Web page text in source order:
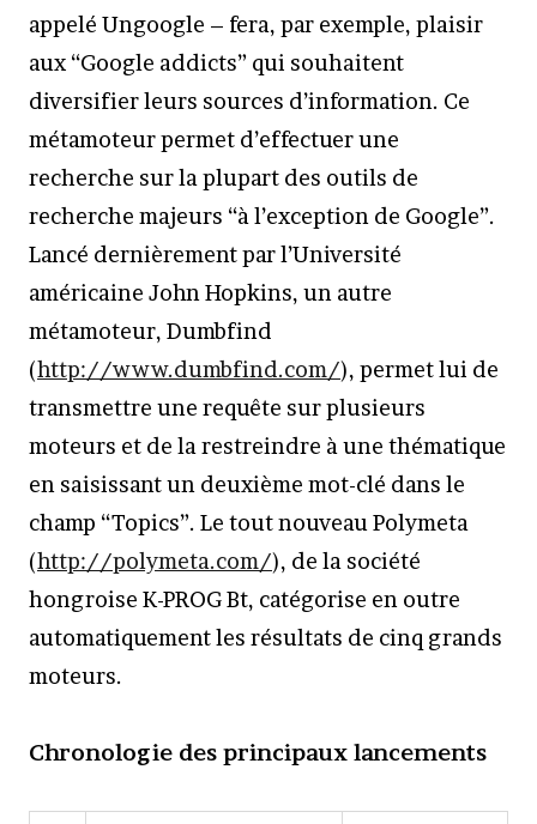
appelé Ungoogle – fera, par exemple, plaisir
aux “Google addicts” qui souhaitent
diversifier leurs sources d’information. Ce
métamoteur permet d’effectuer une
recherche sur la plupart des outils de
recherche majeurs “à l’exception de Google”.
Lancé dernièrement par l’Université
américaine John Hopkins, un autre
métamoteur, Dumbfind
(http://www.dumbfind.com/), permet lui de
transmettre une requête sur plusieurs
moteurs et de la restreindre à une thématique
en saisissant un deuxième mot-clé dans le
champ “Topics”. Le tout nouveau Polymeta
(http://polymeta.com/), de la société
hongroise K-PROG Bt, catégorise en outre
automatiquement les résultats de cinq grands
moteurs.
Chronologie des principaux lancements